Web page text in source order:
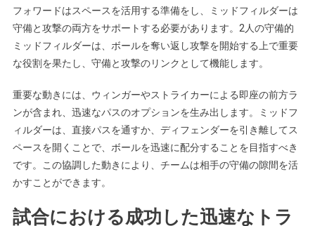
フォワードはスペースを活用する準備をし、ミッドフィルダーは
守備と攻撃の両方をサポートする必要があります。2人の守備的
ミッドフィルダーは、ボールを奪い返し攻撃を開始する上で重要
な役割を果たし、守備と攻撃のリンクとして機能します。
重要な動きには、ウィンガーやストライカーによる即座の前方ラ
ンが含まれ、迅速なパスのオプションを生み出します。ミッドフ
ィルダーは、直接パスを通すか、ディフェンダーを引き離してス
ペースを開くことで、ボールを迅速に配分することを目指すべき
です。この協調した動きにより、チームは相手の守備の隙間を活
かすことができます。
試合における成功した迅速なトラ